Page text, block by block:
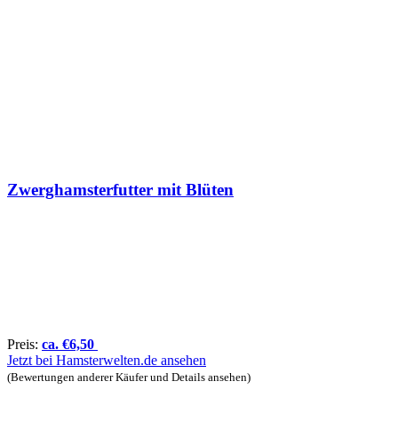
Zwerghamsterfutter mit Blüten
Preis: ca. €6,50
Jetzt bei Hamsterwelten.de ansehen
(Bewertungen anderer Käufer und Details ansehen)